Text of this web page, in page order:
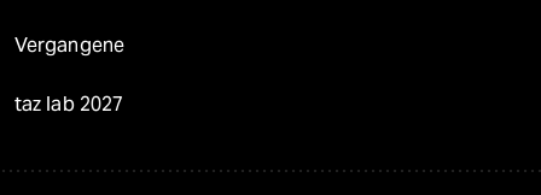
Vergangene
taz lab 2027